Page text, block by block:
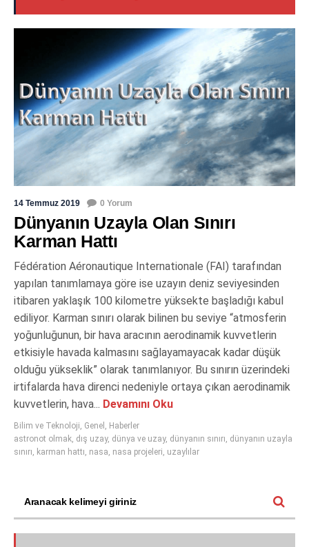
14 Temmuz 2019 0 Yorum
Dünyanın Uzayla Olan Sınırı
Karman Hattı
Fédération Aéronautique Internationale (FAI) tarafından
yapılan tanımlamaya göre ise uzayın deniz seviyesinden
itibaren yaklaşık 100 kilometre yüksekte başladığı kabul
ediliyor. Karman sınırı olarak bilinen bu seviye “atmosferin
yoğunluğunun, bir hava aracının aerodinamik kuvvetlerin
etkisiyle havada kalmasını sağlayamayacak kadar düşük
olduğu yükseklik” olarak tanımlanıyor. Bu sınırın üzerindeki
irtifalarda hava direnci nedeniyle ortaya çıkan aerodinamik
kuvvetlerin, hava... Devamını Oku
Bilim ve Teknoloji, Genel , Haberler
astronot olmak, dış uzay, dünya ve uzay, dünyanın sınırı, dünyanın uzayla
sınırı, karman hattı, nasa, nasa projeleri, uzaylılar